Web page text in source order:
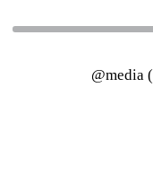
@media